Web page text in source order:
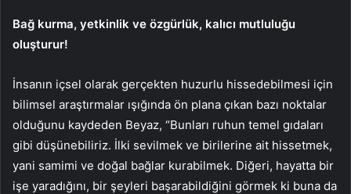
Bağ kurma, yetkinlik ve özgürlük, kalıcı mutluluğu
oluşturur!
İnsanın içsel olarak gerçekten huzurlu hissedebilmesi için
bilimsel araştırmalar ışığında ön plana çıkan bazı noktalar
olduğunu kaydeden Beyaz, “Bunları ruhun temel gıdaları
gibi düşünebiliriz. İlki sevilmek ve birilerine ait hissetmek,
yani samimi ve doğal bağlar kurabilmek. Diğeri, hayatta bir
işe yaradığını, bir şeyleri başarabildiğini görmek ki buna da